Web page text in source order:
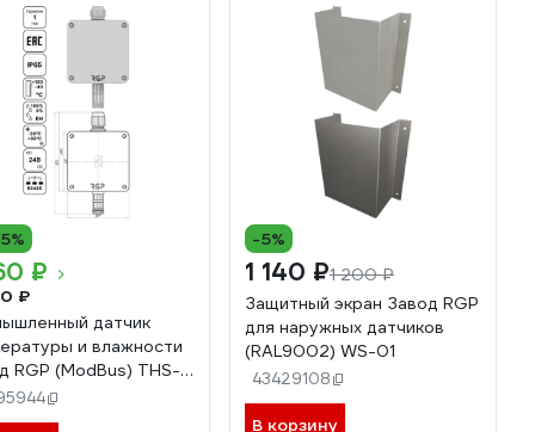
₽
₽
датчик
и влажности
RGP (ModBus) THS-
-5%
1 140 ₽1 200 ₽
Защитный экран Завод RGP
для наружных датчиков
(RAL9002) WS-01
43429108
В корзину